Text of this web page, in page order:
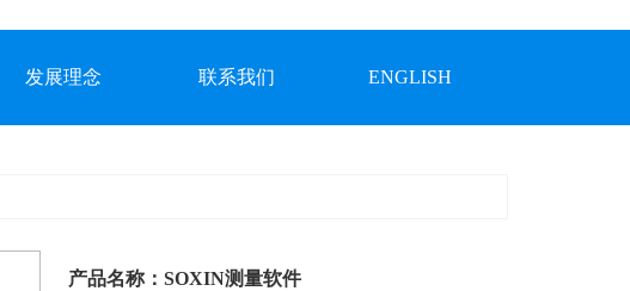
发展理念 联系我们 ENGLISH
产品名称：SOXIN测量软件